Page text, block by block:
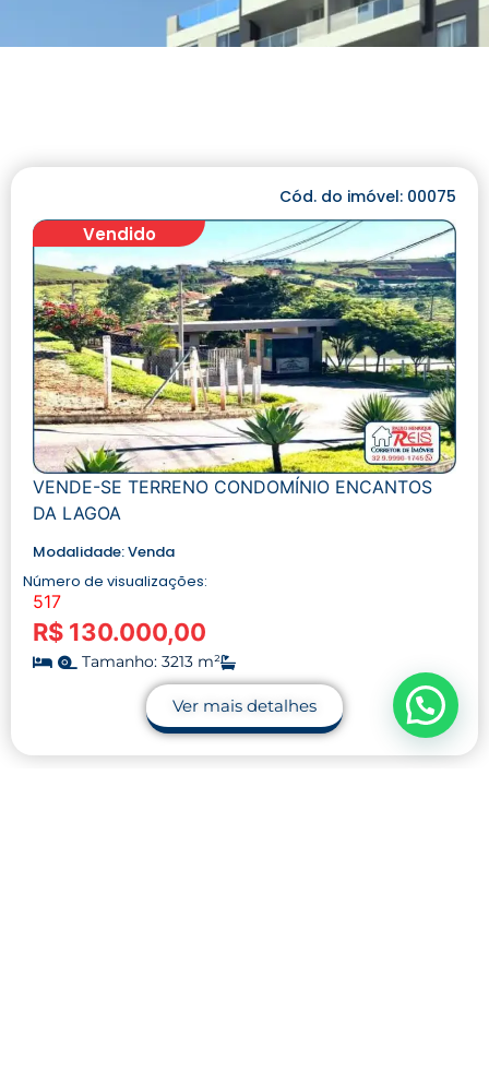
Cód. do imóvel: 00075
Vendido
VENDE-SE TERRENO CONDOMÍNIO ENCANTOS
DA LAGOA
Modalidade:Venda
Número de visualizações:
517
R$ 130.000,00
Tamanho: 3213 m²
Ver mais detalhes